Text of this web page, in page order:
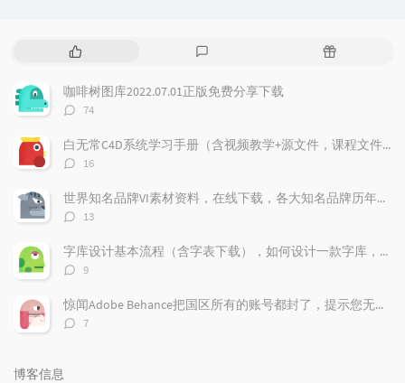
热
文
章
评
论
随
咖啡树图库2022.07.01正版免费分享下载
评
数：
74
白无常C4D系统学习手册（含视频教学+源文件，课程文件）免费下载学习
评
数：
16
世界知名品牌VI素材资料，在线下载，各大知名品牌历年的VI记录都存在这上面，
评
数：
13
字库设计基本流程（含字表下载），如何设计一款字库，字体标准流程，字表整理
评
数：
9
惊闻Adobe Behance把国区所有的账号都封了，提示您无权访问本产品，下面我来告诉大家如何做，找回你的作品！找回behance账号，恢复behance老账号数据。
评
7
博客信息